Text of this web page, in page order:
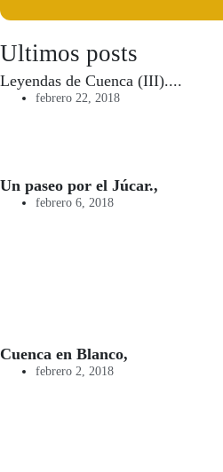
Ultimos posts
Leyendas de Cuenca (III)....
febrero 22, 2018
Un paseo por el Júcar.,
febrero 6, 2018
Cuenca en Blanco,
febrero 2, 2018